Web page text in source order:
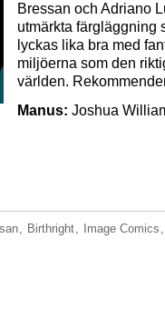
Bressan och Adriano
utmärkta färgläggning
lyckas lika bra med
miljöerna som den
världen.
Manus: Joshua
, Birthright, Image Comics